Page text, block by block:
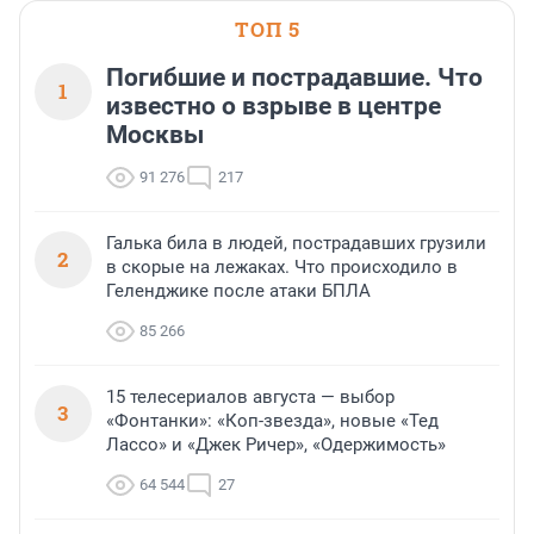
ТОП 5
1
Погибшие и пострадавшие. Что
известно о взрыве в центре
Москвы
91 276 217
2
Галька била в людей, пострадавших грузили
в скорые на лежаках. Что происходило в
Геленджике после атаки БПЛА
85 266
3
15 телесериалов августа — выбор
«Фонтанки»: «Коп-звезда», новые «Тед
Лассо» и «Джек Ричер», «Одержимость»
64 544 27